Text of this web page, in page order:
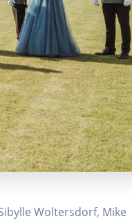
Woltersdorf, Mike